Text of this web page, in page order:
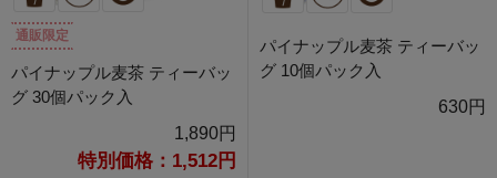
通販限定
パイナップル麦茶 ティーバッ
グ 30個パック入
1,890円
特別価格：1,512円
パイナップル麦茶 ティーバッ
グ 10個パック入
630円